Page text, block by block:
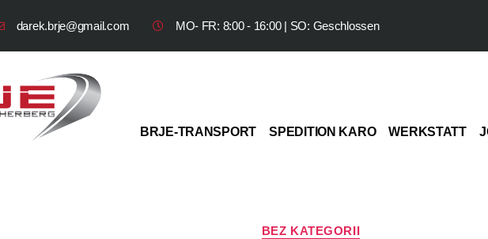
darek.brje@gmail.com MO- FR: 8:00 - 16:00 | SO: Geschlossen
BRJE-TRANSPORT SPEDITION KARO WERKSTATT
BEZ KATEGORII